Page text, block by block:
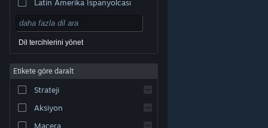
markalar, ABD ve diğer ülkelerde ilgili sahiplerinin
Erişilebilirlik |
Çerezler
Latin Amerika İspanyolcası
Dil tercihlerini yönet
Etikete göre daralt
Strateji
Aksiyon
Macera